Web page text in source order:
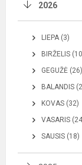
2026
LIEPA (3)
BIRŽELIS
GEGUŽĖ (26)
BALANDIS
KOVAS (32)
VASARIS
SAUSIS (18)